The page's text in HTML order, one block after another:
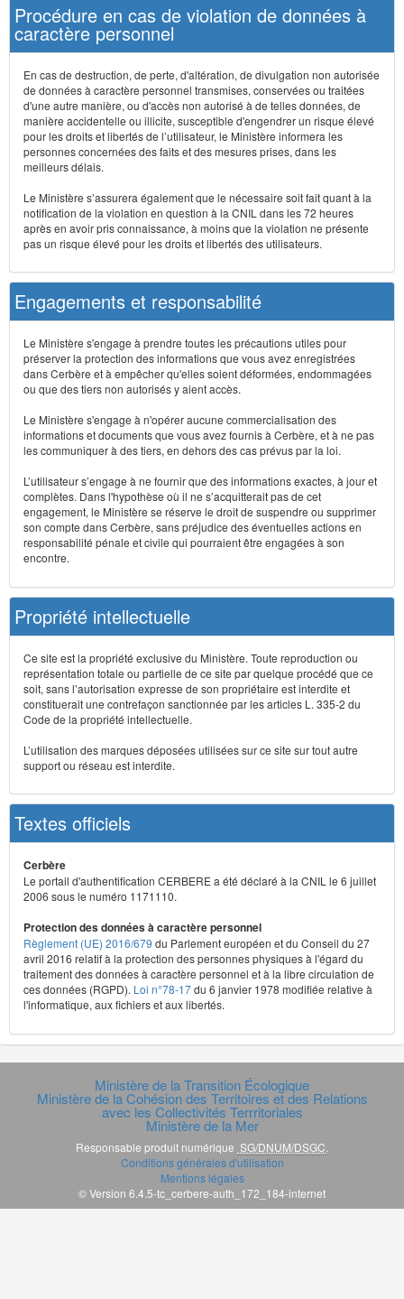
Procédure en cas de violation de données à
caractère personnel
En cas de destruction, de perte, d'altération, de divulgation non autorisée
de données à caractère personnel transmises, conservées ou traitées
d'une autre manière, ou d'accès non autorisé à de telles données, de
manière accidentelle ou illicite, susceptible d'engendrer un risque élevé
pour les droits et libertés de l’utilisateur, le Ministère informera les
personnes concernées des faits et des mesures prises, dans les
meilleurs délais.
Le Ministère s’assurera également que le nécessaire soit fait quant à la
notification de la violation en question à la CNIL dans les 72 heures
après en avoir pris connaissance, à moins que la violation ne présente
pas un risque élevé pour les droits et libertés des utilisateurs.
Engagements et responsabilité
Le Ministère s'engage à prendre toutes les précautions utiles pour
préserver la protection des informations que vous avez enregistrées
dans Cerbère et à empêcher qu'elles soient déformées, endommagées
ou que des tiers non autorisés y aient accès.
Le Ministère s'engage à n'opérer aucune commercialisation des
informations et documents que vous avez fournis à Cerbère, et à ne pas
les communiquer à des tiers, en dehors des cas prévus par la loi.
L’utilisateur s’engage à ne fournir que des informations exactes, à jour et
complètes. Dans l'hypothèse où il ne s’acquitterait pas de cet
engagement, le Ministère se réserve le droit de suspendre ou supprimer
son compte dans Cerbère, sans préjudice des éventuelles actions en
responsabilité pénale et civile qui pourraient être engagées à son
encontre.
Propriété intellectuelle
Ce site est la propriété exclusive du Ministère. Toute reproduction ou
représentation totale ou partielle de ce site par quelque procédé que ce
soit, sans l’autorisation expresse de son propriétaire est interdite et
constituerait une contrefaçon sanctionnée par les articles L. 335-2 du
Code de la propriété intellectuelle.
L’utilisation des marques déposées utilisées sur ce site sur tout autre
support ou réseau est interdite.
Textes officiels
Cerbère
Le portail d'authentification CERBERE a été déclaré à la CNIL le 6 juillet
2006 sous le numéro 1171110.
Protection des données à caractère personnel
Règlement (UE) 2016/679 du Parlement européen et du Conseil du 27
avril 2016 relatif à la protection des personnes physiques à l'égard du
traitement des données à caractère personnel et à la libre circulation de
ces données (RGPD). Loi n°78-17du 6 janvier 1978 modifiée relative à
l'informatique, aux fichiers et aux libertés.
Ministère de la Transition Écologique
Ministère de la Cohésion des Territoires et des Relations
avec les Collectivités Terrritoriales
Ministère de la Mer
Responsable produit numérique SG/DNUM/DSGC
Conditions générales d'utilisation
Mentions légales
© Version 6.4.5-tc_cerbere-auth_172_184-internet